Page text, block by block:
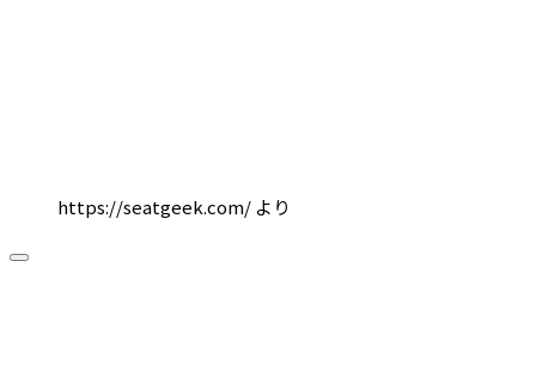
https://seatgeek.com/ より